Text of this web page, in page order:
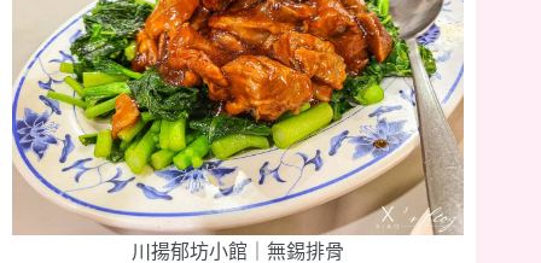
川揚郁坊小館｜無錫排骨